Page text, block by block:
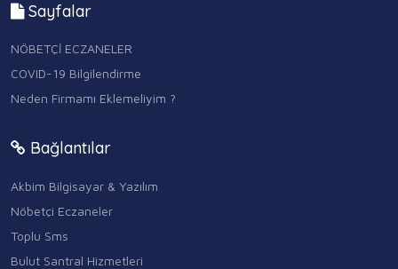
Sayfalar
NÖBETÇİ ECZANELER
COVID-19 Bilgilendirme
Neden Firmamı Eklemeliyim ?
Bağlantılar
Akbim Bilgisayar & Yazılım
Nöbetçi Eczaneler
Toplu Sms
Bulut Santral Hizmetleri